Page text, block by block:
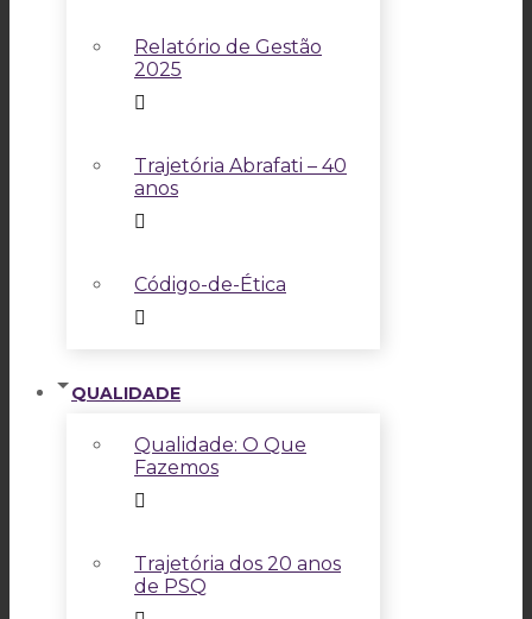
Relatório de Gestão
2025
Trajetória Abrafati – 40
anos
Código-de-Ética
QUALIDADE
Qualidade: O Que
Fazemos
Trajetória dos 20 anos
de PSQ